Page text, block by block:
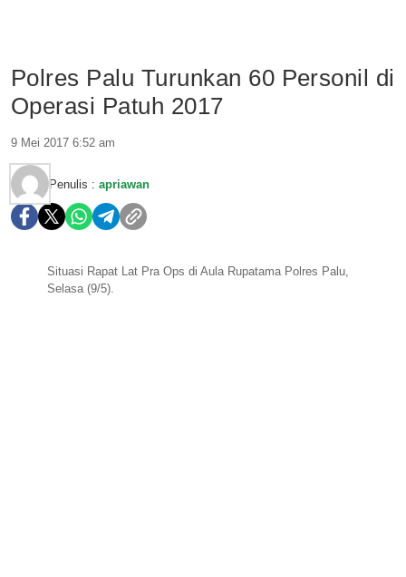
Polres Palu Turunkan 60 Personil di
Operasi Patuh 2017
9 Mei 2017 6:52 am
Penulis : apriawan
Situasi Rapat Lat Pra Ops di Aula Rupatama Polres Palu,
Selasa (9/5).